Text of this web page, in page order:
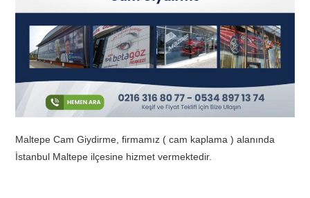
Maltepe Cam Giydirme, firmamız ( cam kaplama ) alanında
İstanbul Maltepe ilçesine hizmet vermektedir.